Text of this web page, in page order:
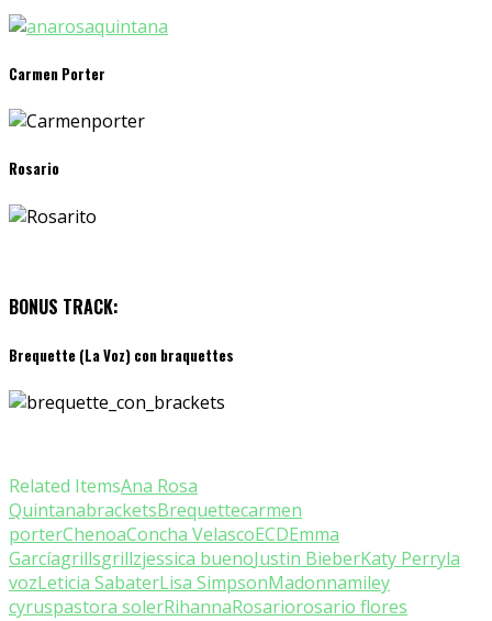
Carmen Porter
Rosario
BONUS TRACK:
Brequette (La Voz) con braquettes
Related ItemsAna Rosa
QuintanabracketsBrequettecarmen
porterChenoaConcha VelascoECDEmma
Garcíagrillsgrillzjessica buenoJustin BieberKaty Perryla
vozLeticia SabaterLisa SimpsonMadonnamiley
cyruspastora solerRihannaRosariorosario flores